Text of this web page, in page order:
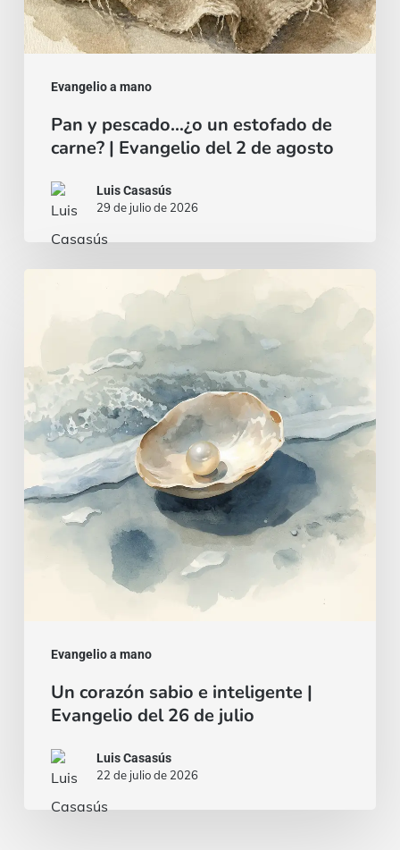
Evangelio a mano
2
de
agosto
Pan y pescado…¿o un estofado de
carne? | Evangelio del 2 de agosto
Luis Casasús
29 de julio de 2026
Evangelio a mano
inteligente
|
Evangelio
del
26
Un corazón sabio e inteligente |
Evangelio del 26 de julio
Luis Casasús
22 de julio de 2026